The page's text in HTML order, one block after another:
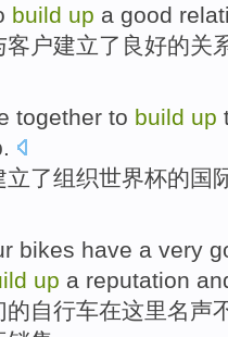
build up a good
客户建立了 良好的关
together to build up
.
立了组织世界杯的国
bikes have a very
up a reputation
的自行车在这里名声